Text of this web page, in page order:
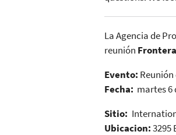
La Agencia de
reunión
Evento:
Fecha: martes 6
Sitio:
Ubicacion:3295